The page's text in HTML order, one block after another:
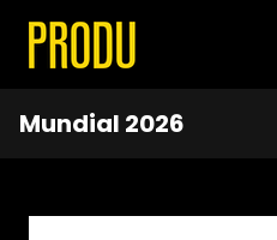
Mundial 2026